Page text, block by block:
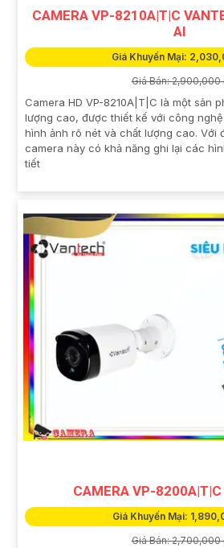
CAMERA VP-8210A|T|C
AI
Giá Khuyến Mại:
Giá Bán: 2,900,000
Camera HD VP-8210A|T|C là một sản
lượng cao, được thiết kế với công
hình ảnh rõ nét và chất lượng cao. Với
camera này có khả năng ghi lại các
tiết
CAMERA VP-8200A|T|C
Giá Khuyến Mại:
Giá Bán: 2,700,000